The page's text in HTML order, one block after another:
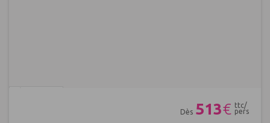
Dès 513€ ttc/
pers